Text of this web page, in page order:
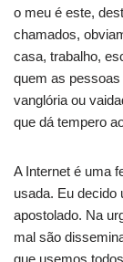
o meu é este,
chamados,
casa, trabalho,
quem as
vanglória ou
que dá tempero
A Internet é uma
usada. Eu decido
apostolado. Na
mal são